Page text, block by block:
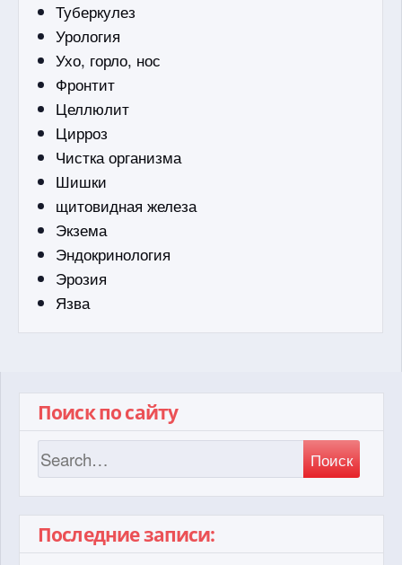
Туберкулез
Урология
Ухо, горло, нос
Фронтит
Целлюлит
Цирроз
Чистка организма
Шишки
щитовидная железа
Экзема
Эндокринология
Эрозия
Язва
Поиск по сайту
Поиск
Последние записи: